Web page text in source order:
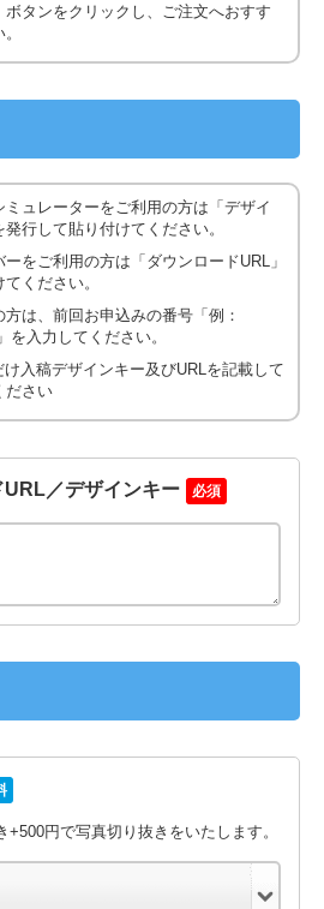
ボタンをクリックし、ご注文へおすす
ミュレーターをご利用の方は「デザイ
発行して貼り付けてください。
をご利用の方は「ダウンロードURL」
ください。
方は、前回お申込みの番号「例：
を入力してください。
入稿デザインキー及びURLを記載して
ださい
URL／デザインキー 必須
円で写真切り抜きをいたします。